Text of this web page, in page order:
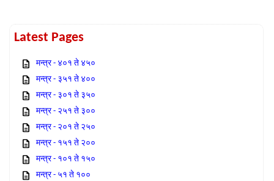
Latest Pages
मन्त्र - ४०१ ते ४५०
मन्त्र - ३५१ ते ४००
मन्त्र - ३०१ ते ३५०
मन्त्र - २५१ ते ३००
मन्त्र - २०१ ते २५०
मन्त्र - १५१ ते २००
मन्त्र - १०१ ते १५०
मन्त्र - ५१ ते १००